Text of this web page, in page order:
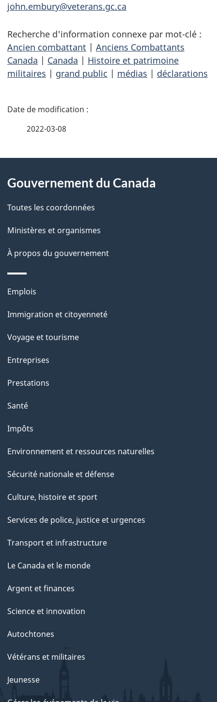
john.embury@veterans.gc.ca
Recherche d'information connexe par mot-clé :
Ancien combattant | Anciens Combattants
Canada | Canada | Histoire et patrimoine
militaires | grand public | médias | déclarations
D
i
l
s
d
e
l
a
p
a
g
e
2022-03-08
propos
de
ce
site
Gouvernement du Canada
Toutes les coordonnées
Ministères et organismes
À propos du gouvernement
Thèmes
sujets
Emplois
Immigration et citoyenneté
Voyage et tourisme
Entreprises
Prestations
Santé
Impôts
Environnement et ressources naturelles
Sécurité nationale et défense
Culture, histoire et sport
Services de police, justice et urgences
Transport et infrastructure
Le Canada et le monde
Argent et finances
Science et innovation
Autochtones
Vétérans et militaires
Jeunesse